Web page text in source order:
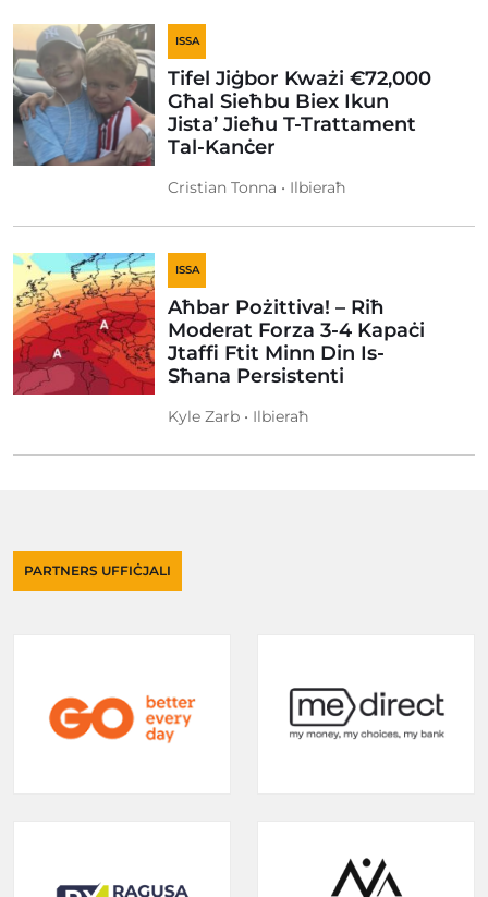
ISSA
Tifel Jiġbor Kważi €72,000
Għal Sieħbu Biex Ikun
Jista’ Jieħu T-Trattament
Tal-Kanċer
Cristian Tonna • Ilbieraħ
ISSA
Aħbar Pożittiva! – Riħ
Moderat Forza 3-4 Kapaċi
Jtaffi Ftit Minn Din Is-
Sħana Persistenti
Kyle Zarb • Ilbieraħ
PARTNERS UFFIĊJALI